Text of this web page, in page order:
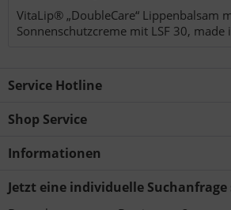
VitaLip® „DoubleCare“ Lippenbalsam
Sonnenschutzcreme mit LSF 30, made
Service Hotline
Shop Service
Informationen
Jetzt eine individuelle